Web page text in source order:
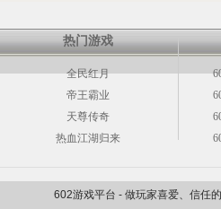
热门游戏
全民红月
帝王霸业
天尊传奇
热血江湖归来
602游戏平台 - 做玩家喜爱、信任